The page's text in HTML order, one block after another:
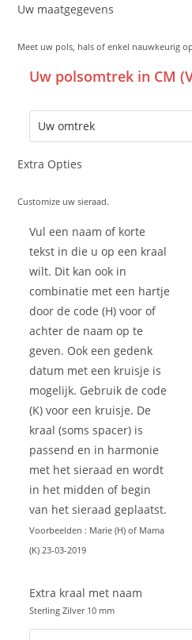
Uw maatgegevens
Meet uw pols, hals of enkel nauwkeurig op
Uw polsomtrek in CM
Extra Opties
Customize uw sieraad.
Vul een naam of korte
tekst in die u op een kraal
wilt. Dit kan ook in
combinatie met een hartje
door de code (H) voor of
achter de naam op te
geven. Ook een gedenk
datum met een kruisje is
mogelijk. Gebruik de code
(K) voor een kruisje. De
kraal (soms spacer) is
passend en in harmonie
met het sieraad en wordt
in het midden of begin
van het sieraad geplaatst.
Voorbeelden : Marie (H) of Mama
(K) 23-03-2019
Extra kraal met naam
Sterling Zilver 10 mm